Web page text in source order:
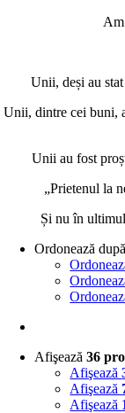
Unii, deși au
Unii, dintre cei buni,
Unii au fost
„Prietenul la
Și nu în
Ordonează
Afişează36
Afişează
Afişează
Afişează